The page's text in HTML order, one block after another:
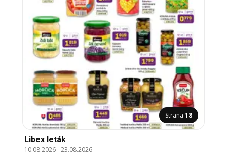
Strana 18
Libex leták
10.08.2026-23.08.2026